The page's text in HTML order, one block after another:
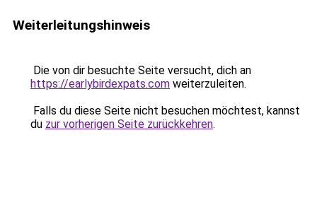
Weiterleitungshinweis
Die von dir besuchte Seite versucht, dich an
https://earlybirdexpats.com weiterzuleiten.
Falls du diese Seite nicht besuchen möchtest, kannst
du zur vorherigen Seite zurückkehren.